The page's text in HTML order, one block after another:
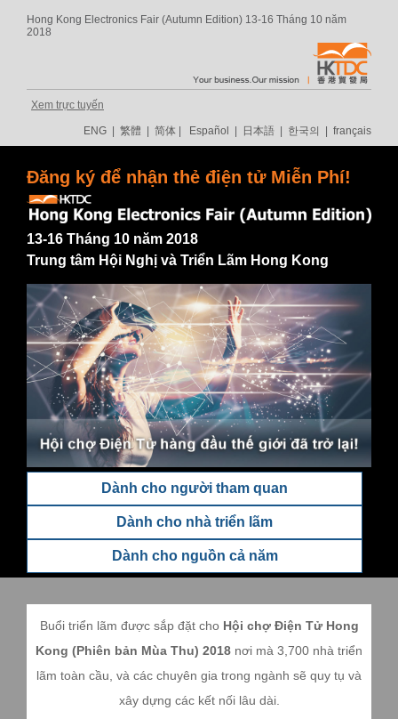
Hong Kong Electronics Fair (Autumn Edition) 13-16 Tháng 10 năm
2018
Xem trực tuyến
ENG 繁體 简体 Español 日本語 한국의 français
Đăng ký để nhận thẻ điện tử Miễn Phí!
13-16 Tháng 10 năm 2018
Trung tâm Hội Nghị và Triển Lãm Hong Kong
Dành cho người tham quan
Dành cho nhà triển lãm
Dành cho nguồn cả năm
Buổi triển lãm được sắp đặt cho Hội chợ Điện Tử Hong
Kong (Phiên bản Mùa Thu) 2018 nơi mà 3,700 nhà triển
lãm toàn cầu, và các chuyên gia trong ngành sẽ quy tụ và
xây dựng các kết nối lâu dài.